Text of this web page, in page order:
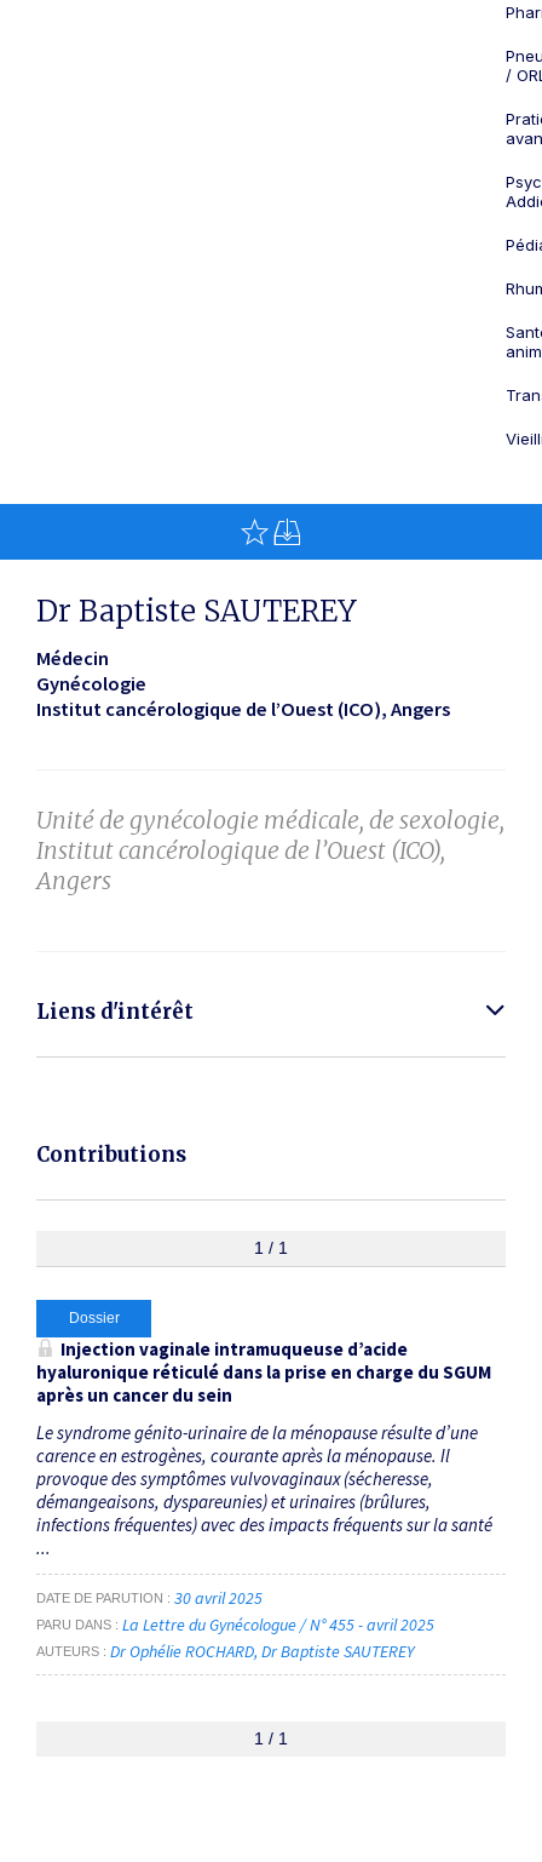
/
Dr Baptiste SAUTEREY
Médecin
Gynécologie
Institut cancérologique de l’Ouest (ICO) Angers
Unité de gynécologie médicale, de sexologie,
Institut cancérologique de l’Ouest (ICO),
Angers
Liens d'intérêt
Contributions
1 / 1
Dossier
Injection vaginale intramuqueuse d’acide
hyaluronique réticulé dans la prise en charge du SGUM
après un cancer du sein
Le syndrome génito-urinaire de la ménopause résulte d’une
carence en estrogènes, courante après la ménopause. Il
provoque des symptômes vulvovaginaux (sécheresse,
démangeaisons, dyspareunies) et urinaires (brûlures,
infections fréquentes) avec des impacts fréquents sur la santé
...
DATE DE PARUTION 30 avril 2025
PARU DANS La Lettre du Gynécologue / N° 455 - avril 2025
AUTEURS Dr Ophélie ROCHARD Dr Baptiste SAUTEREY
1 / 1